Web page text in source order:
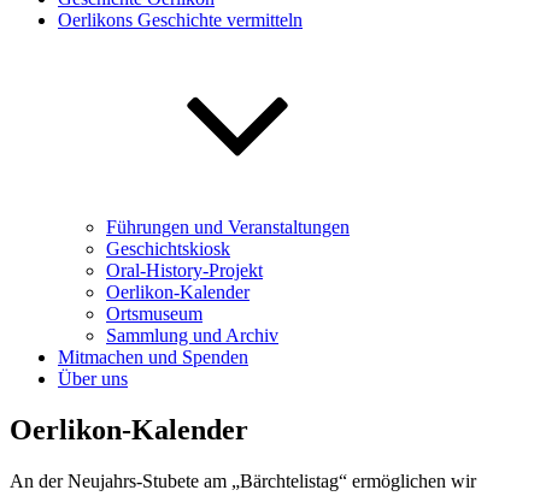
Oerlikons Geschichte vermitteln
Führungen und Veranstaltungen
Geschichtskiosk
Oral-History-Projekt
Oerlikon-Kalender
Ortsmuseum
Sammlung und Archiv
Mitmachen und Spenden
Über uns
Oerlikon-Kalender
An der Neujahrs-Stubete am „Bärchtelistag“ ermöglichen wir